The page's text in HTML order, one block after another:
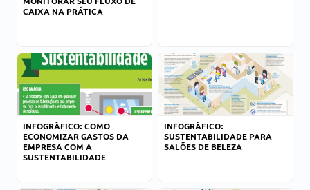
CAIXA NA PRÁTICA
INFOGRÁFICO: COMO
ECONOMIZAR GASTOS DA
EMPRESA COM A
SUSTENTABILIDADE
INFOGRÁFICO:
SUSTENTABILIDADE PARA
SALÕES DE BELEZA